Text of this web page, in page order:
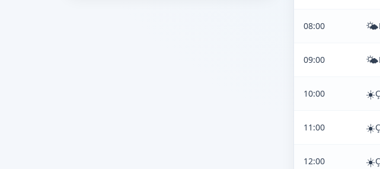
08:00 🌤️
09:00 🌤️
10:00 ☀️
11:00 ☀️
12:00 ☀️